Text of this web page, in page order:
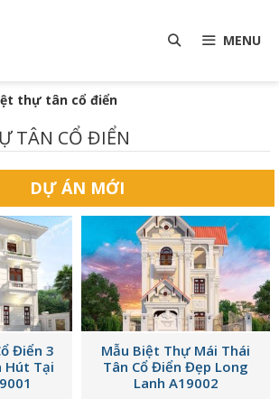
MENU
thự tân cổ điển
TÂN CỔ ĐIỂN
DỰ ÁN MỚI
Điển 3
Hút Tại
Mẫu Biệt Thự Mái Thái
Tân Cổ Điển Đẹp Long
Lanh A19002